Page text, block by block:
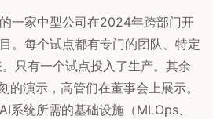
一家中型公司在2024年跨部门开
。每个试点都有专门的团队、特定
只有一个试点投入了生产。其余
的演示，高管们在董事会上展示。
系统所需的基础设施（MLOps、